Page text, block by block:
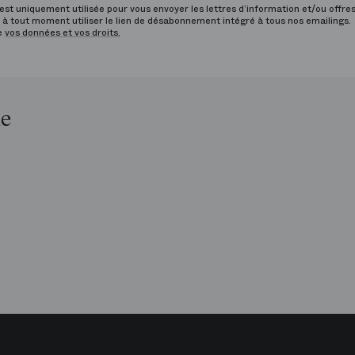
uniquement utilisée pour vous envoyer les lettres d’information et/ou offres
tout moment utiliser le lien de désabonnement intégré à tous nos emailings.
vos données et vos droits.